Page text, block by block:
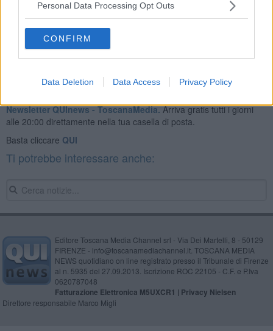
Personal Data Processing Opt Outs
CONFIRM
Data Deletion Data Access Privacy Policy
Newsletter QUInews - ToscanaMedia.Arriva gratis tutti i giorni
alle 20:00 direttamente nella tua casella di posta.
Basta cliccare QUI
Ti potrebbe interessare anche:
Editore Toscana Media Channel srl - Via Dei Martelli, 8 - 50129
FIRENZE - info@toscanamediachannel.it. TOSCANA MEDIA
NEWS quotidiano on line registrato presso il Tribunale di Firenze
al n. 5935 del 27.09.2013. Iscrizione ROC 22105 - C.F. e P.Iva
0620787048
Fatturazione Elettronica M5UXCR1 | Privacy Nielsen
Direttore responsabile Marco Migli